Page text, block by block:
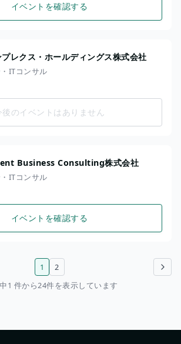
イベントを確認する
プレクス・ホールディングス株式会社
ITコンサル
後のイベントはありません
Business Consulting株式会社
ITコンサル
イベントを確認する
次のページ
1
2
1 件から24件を表示しています